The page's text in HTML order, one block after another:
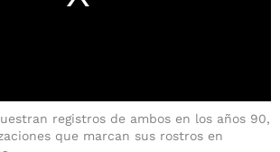
registros de ambos en los años 90,
que marcan sus rostros en